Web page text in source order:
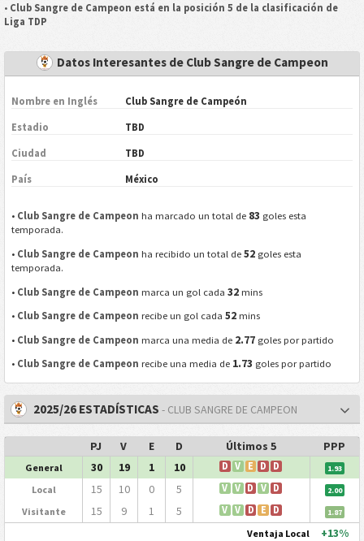
• Club Sangre de Campeon está en la posición 5 de la clasificación de
Liga TDP
Datos Interesantes de Club Sangre de Campeon
Nombre en Inglés Club Sangre de Campeón
Estadio TBD
Ciudad TBD
País México
• Club Sangre de Campeon ha marcado un total de 83 goles esta
temporada.
• Club Sangre de Campeon ha recibido un total de52 goles esta
temporada.
• Club Sangre de Campeon marca un gol cada32 mins
• Club Sangre de Campeon recibe un gol cada52 mins
• Club Sangre de Campeon marca una media de 2.77 goles por partido
• Club Sangre de Campeon recibe una media de 1.73 goles por partido
2025/26 ESTADÍSTICAS - CLUB SANGRE DE CAMPEON
PJ V E D Últimos 5 PPP
General 30 19 1 10 D V E D D 1.93
Local 15 10 0 5 V V D V D 2.00
Visitante 15 9 1 5 V V D E D 1.87
Ventaja Local +13%